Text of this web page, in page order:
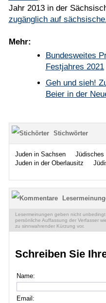
Jahr 2013 in der
zugänglich auf
Mehr:
Bundesweites
Festjahres 2021
Geh und sieh!
Beier in der
Stichwörter
Juden in Sachsen Jüdisches
Juden in der Oberlausitz
Lesermeinungen geben nicht
persönliche Auffassung der Verfasser
zu sinnwahrender Kürzung vor.
Schreiben Sie
Name:
Email: